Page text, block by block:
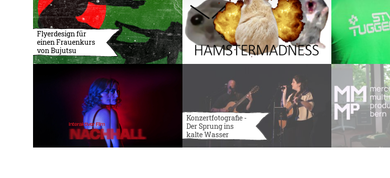
Flyerdesign für
einen Frauenkurs
von Bujutsu
Konzertfotografie -
Der Sprung ins
kalte Wasser